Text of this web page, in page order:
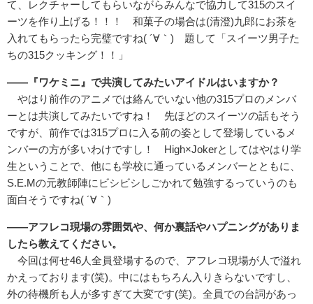
て、レクチャーしてもらいながらみんなで協力して315のスイ
ーツを作り上げる！！！ 和菓子の場合は(清澄)九郎にお茶を
入れてもらったら完璧ですね( ´∀｀) 題して「スイーツ男子た
ちの315クッキング！！」
――『ワケミニ』で共演してみたいアイドルはいますか？
やはり前作のアニメでは絡んでいない他の315プロのメンバ
ーとは共演してみたいですね！ 先ほどのスイーツの話もそう
ですが、前作では315プロに入る前の姿として登場しているメ
ンバーの方が多いわけですし！ High×Jokerとしてはやはり学
生ということで、他にも学校に通っているメンバーとともに、
S.E.Mの元教師陣にビシビシしごかれて勉強するっていうのも
面白そうですね( ´∀｀)
――アフレコ現場の雰囲気や、何か裏話やハプニングがありま
したら教えてください。
今回は何せ46人全員登場するので、アフレコ現場が人で溢れ
かえっております(笑)。中にはもちろん入りきらないですし、
外の待機所も人が多すぎて大変です(笑)。全員での台詞があっ